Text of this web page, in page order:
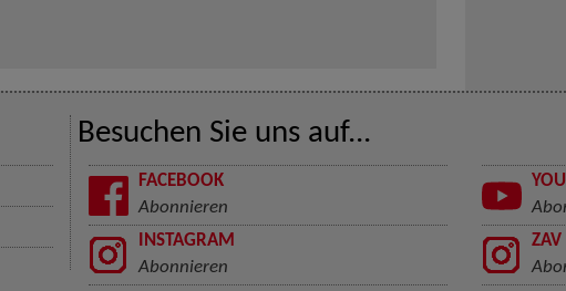
Besuchen Sie uns auf...
FACEBOOK
Abonnieren
INSTAGRAM
Abonnieren
ZAV